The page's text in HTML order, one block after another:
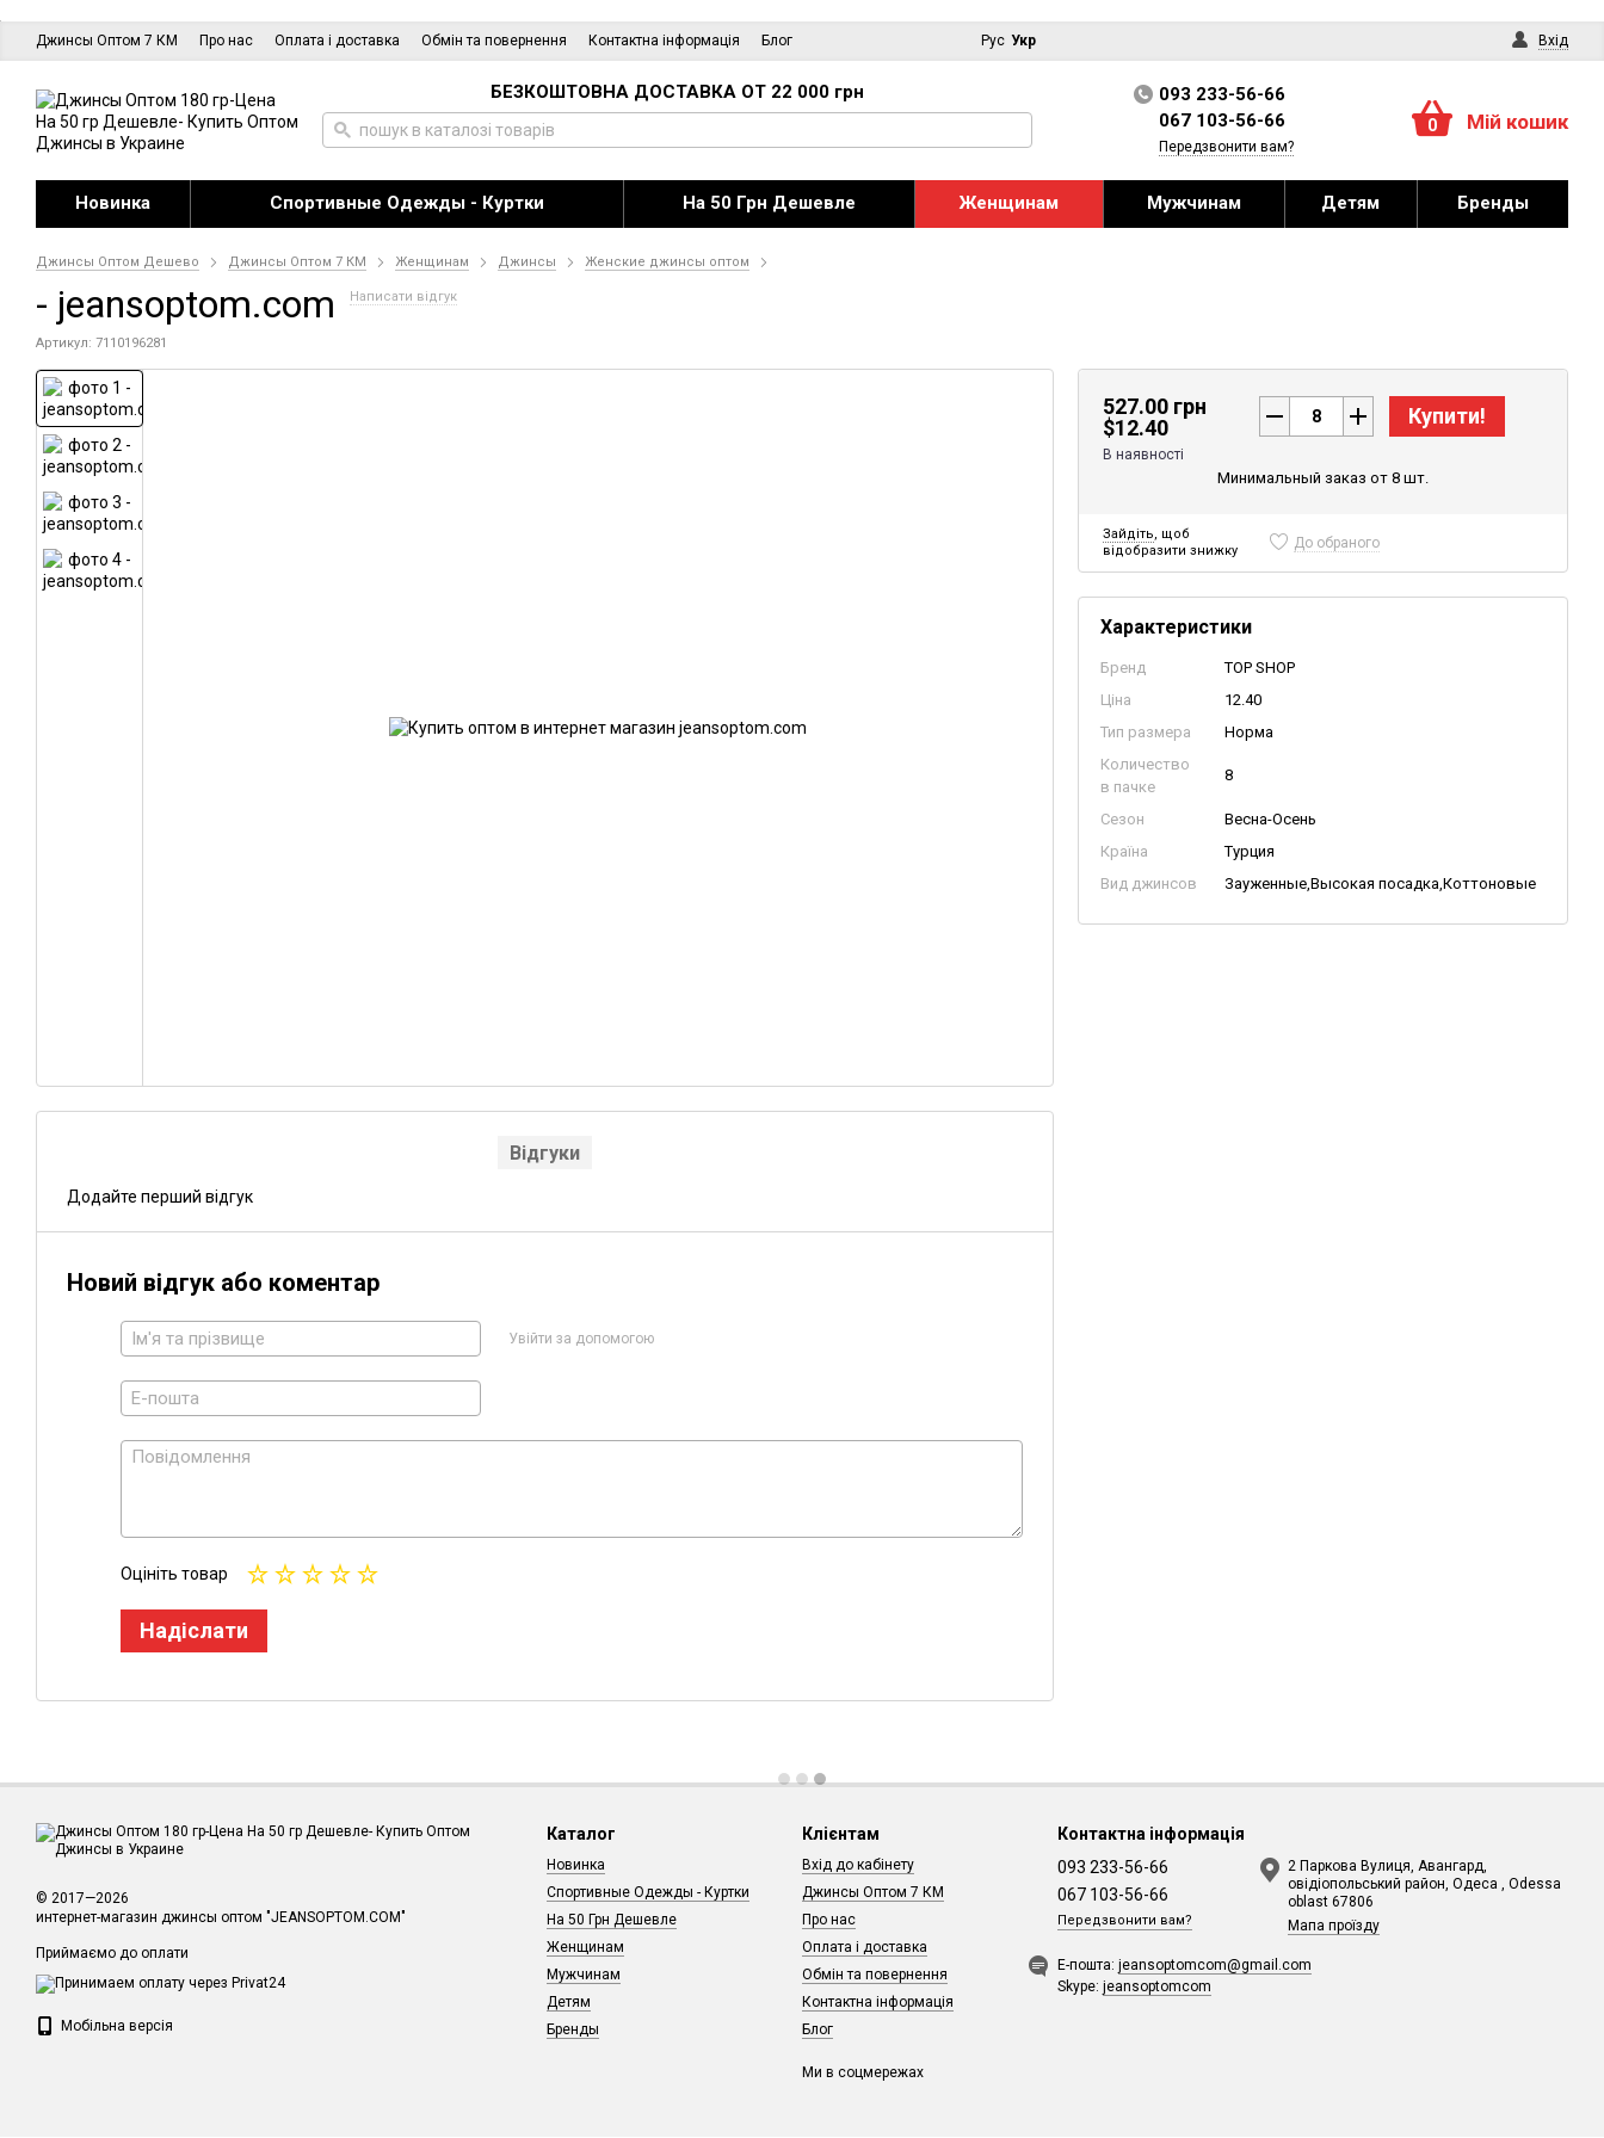
Джинсы Оптом 7 КМ Про нас Оплата і доставка Обмін та повернення Контактна інформація Блог Вхід
Рус Укр
БЕЗКОШТОВНА ДОСТАВКА ОТ 22 000 грн
093 233-56-66
067 103-56-66
Передзвонити вам?
0 Мій кошик
Новинка Спортивные Одежды - Куртки На 50 Грн Дешевле Женщинам Мужчинам Детям Бренды
Джинсы Оптом Дешево Джинсы Оптом 7 КМ Женщинам Джинсы Женские джинсы оптом
- jeansoptom.com Написати відгук
Артикул: 7110196281
Відгуки
Додайте перший відгук
Новий відгук або коментар
Увійти за допомогою
Оцініть товар
Надіслати
527.00 грн
$12.40
В наявності
Купити!
Минимальный заказ от 8 шт.
Зайдіть, щоб
відобразити знижку
До обраного
Характеристики
Бренд
TOP SHOP
Ціна
12.40
Тип размера
Норма
Количество
в пачке
8
Сезон
Весна-Осень
Країна
Турция
Вид джинсов
Зауженные,Высокая посадка,Коттоновые
© 2017—2026
интернет-магазин джинсы оптом "JEANSOPTOM.COM"
Приймаємо до оплати
Мобільна версія
Каталог
Новинка
Спортивные Одежды - Куртки
На 50 Грн Дешевле
Женщинам
Мужчинам
Детям
Бренды
Клієнтам
Вхід до кабінету
Джинсы Оптом 7 КМ
Про нас
Оплата і доставка
Обмін та повернення
Контактна інформація
Блог
Ми в соцмережах
Контактна інформація
093 233-56-66
067 103-56-66
Передзвонити вам?
2 Паркова Вулиця, Авангард,
овідіопольський район, Одеса , Odessa
oblast 67806
Мапа проїзду
Е-пошта:jeansoptomcom@gmail.com
Skype:jeansoptomcom